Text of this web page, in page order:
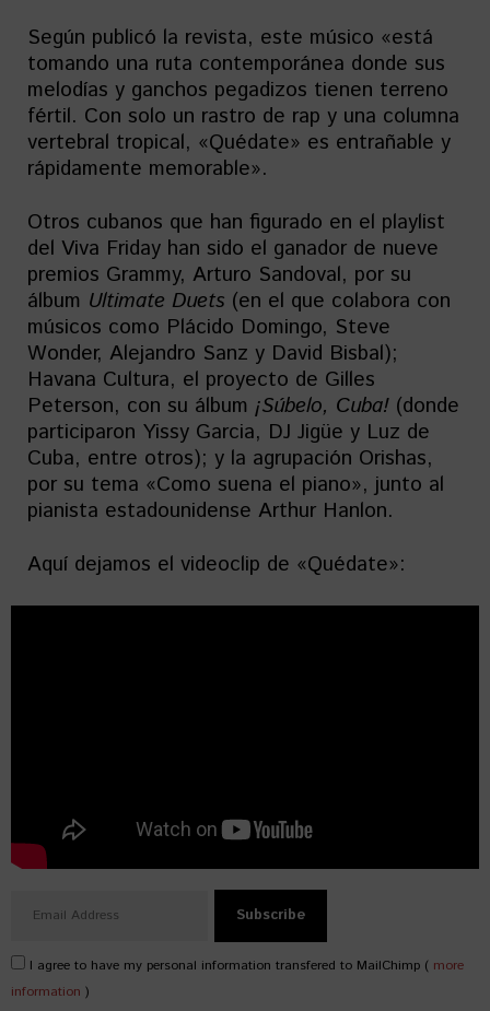
Según publicó la revista, este músico «está
tomando una ruta contemporánea donde sus
melodías y ganchos pegadizos tienen terreno
fértil. Con solo un rastro de rap y una columna
vertebral tropical, «Quédate» es entrañable y
rápidamente memorable».
Otros cubanos que han figurado en el playlist
del Viva Friday han sido el ganador de nueve
premios Grammy, Arturo Sandoval, por su
álbum Ultimate Duets (en el que colabora con
músicos como Plácido Domingo, Steve
Wonder, Alejandro Sanz y David Bisbal);
Havana Cultura, el proyecto de Gilles
Peterson, con su álbum ¡Súbelo, Cuba! (donde
participaron Yissy Garcia, DJ Jigüe y Luz de
Cuba, entre otros); y la agrupación Orishas,
por su tema «Como suena el piano», junto al
pianista estadounidense Arthur Hanlon.
Aquí dejamos el videoclip de «Quédate»:
I agree to have my personal information transfered to MailChimp ( more
information )